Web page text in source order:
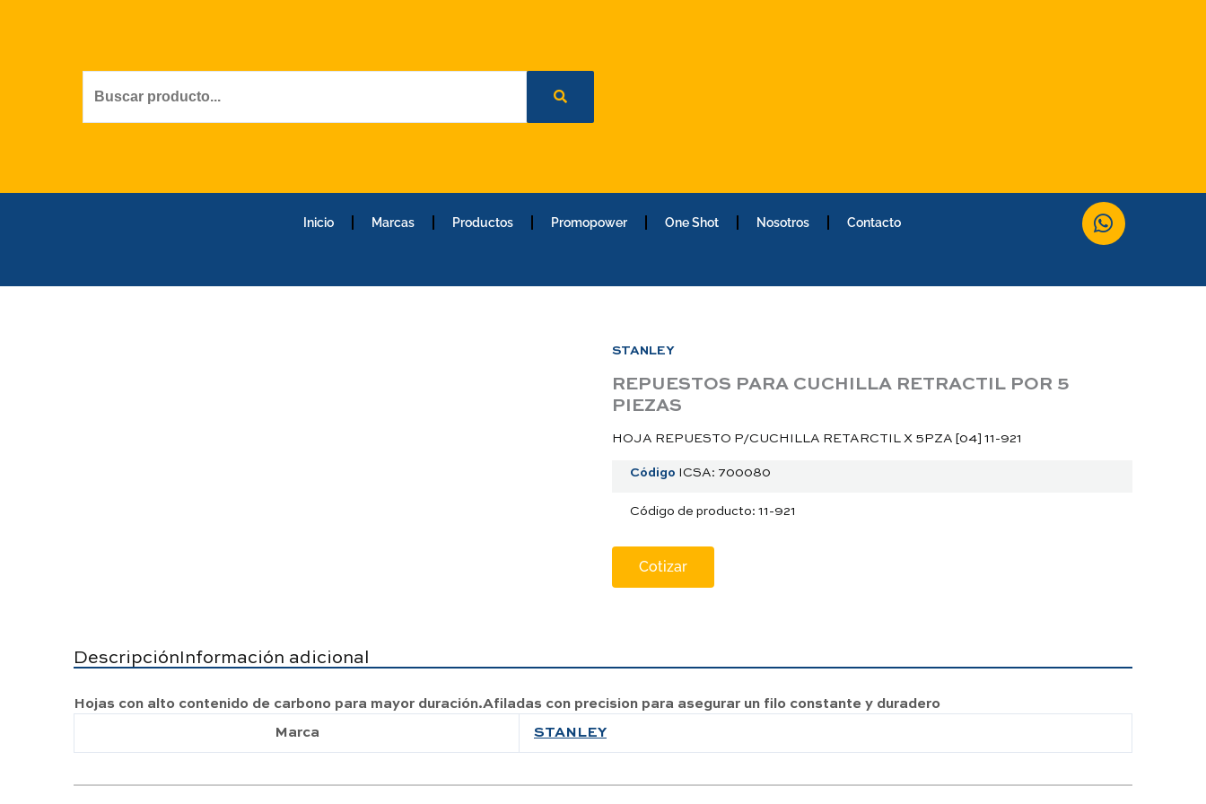
Inicio Marcas Productos Promopower One Shot Nosotros Contacto
W
h
STANLEY
REPUESTOS PARA CUCHILLA RETRACTIL POR 5
PIEZAS
HOJA REPUESTO P/CUCHILLA RETARCTIL X 5PZA [04] 11-921
Código ICSA: 700080
Código de producto: 11-921
Cotizar
DescripciónInformación adicional
Hojas con alto contenido de carbono para mayor duración.Afiladas con precision para asegurar un filo constante y duradero
Marca
STANLEY